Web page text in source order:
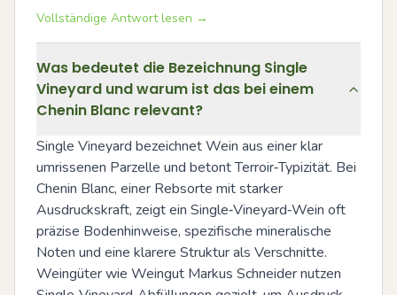
Vollständige Antwort lesen →
Was bedeutet die Bezeichnung Single
Vineyard und warum ist das bei einem
Chenin Blanc relevant?
Single Vineyard bezeichnet Wein aus einer klar
umrissenen Parzelle und betont Terroir‑Typizität. Bei
Chenin Blanc, einer Rebsorte mit starker
Ausdruckskraft, zeigt ein Single‑Vineyard‑Wein oft
präzise Bodenhinweise, spezifische mineralische
Noten und eine klarere Struktur als Verschnitte.
Weingüter wie Weingut Markus Schneider nutzen